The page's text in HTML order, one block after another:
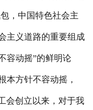
，中国特色社会主
主义道路的重要组成
容动摇”的鲜明论
本方针不容动摇，
会创立以来，对于我